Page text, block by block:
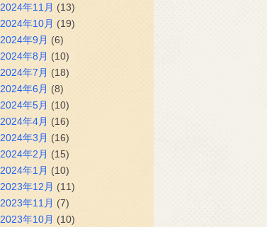
2024年11月 (13)
2024年10月 (19)
2024年9月 (6)
2024年8月 (10)
2024年7月 (18)
2024年6月 (8)
2024年5月 (10)
2024年4月 (16)
2024年3月 (16)
2024年2月 (15)
2024年1月 (10)
2023年12月 (11)
2023年11月 (7)
2023年10月 (10)